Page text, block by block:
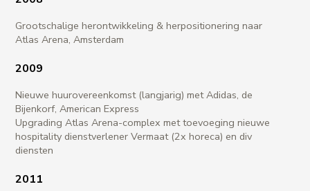
Grootschalige herontwikkeling & herpositionering naar
Atlas Arena, Amsterdam
2009
Nieuwe huurovereenkomst (langjarig) met Adidas, de
Bijenkorf, American Express
Upgrading Atlas Arena-complex met toevoeging nieuwe
hospitality dienstverlener Vermaat (2x horeca) en div
diensten
2011